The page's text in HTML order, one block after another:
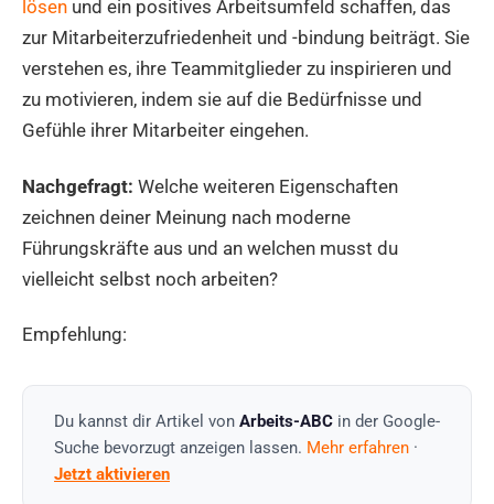
lösen und ein positives Arbeitsumfeld schaffen, das
zur Mitarbeiterzufriedenheit und -bindung beiträgt. Sie
verstehen es, ihre Teammitglieder zu inspirieren und
zu motivieren, indem sie auf die Bedürfnisse und
Gefühle ihrer Mitarbeiter eingehen.
Nachgefragt: Welche weiteren Eigenschaften
zeichnen deiner Meinung nach moderne
Führungskräfte aus und an welchen musst du
vielleicht selbst noch arbeiten?
Empfehlung:
Du kannst dir Artikel von Arbeits-ABC in der Google-
Suche bevorzugt anzeigen lassen. Mehr erfahren ·
Jetzt aktivieren